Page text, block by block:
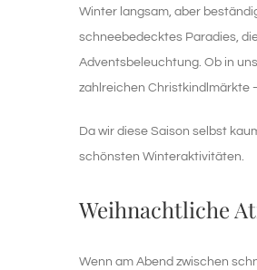
Winter langsam, aber
schneebedecktes Paradies,
Adventsbeleuchtung. Ob in
zahlreichen Christkindlmärkte
Da wir diese Saison selbst
schönsten Winteraktivitäten.
Weihnachtliche
Wenn am Abend zwischen